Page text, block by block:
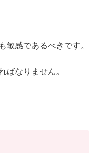
敏感であるべきです。
ばなりません。